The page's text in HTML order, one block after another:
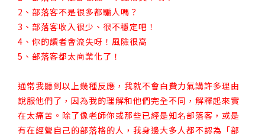
2、部落客不是很多都騙人嗎？
3、部落客收入很少、很不穩定吧！
4、你的讀者會流失呀！風險很高
5、部落客都太商業化了！
通常我聽到以上幾種反應，我就不會白費力氣講許多理由
說服他們了，因為我的理解和他們完全不同，解釋起來實
在太痛苦。除了像老師你或那些已經是知名部落客，或是
有在經營自己的部落格的人，我身邊大多人都不認為「部